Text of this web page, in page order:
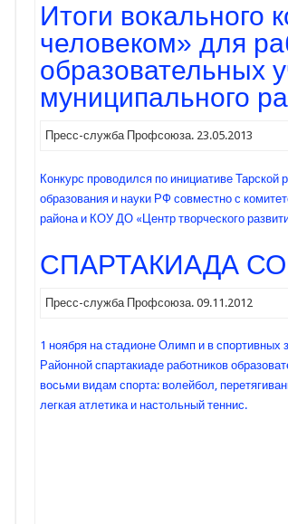
Итоги вокального
человеком» для
образовательных
муниципального
Пресс-служба Профсоюза. 23.05.2013
Конкурс проводился по инициативе Тарской
образования и науки РФ совместно с
района и КОУ ДО «Центр творческого
СПАРТАКИАДА
Пресс-служба Профсоюза. 09.11.2012
1 ноября на стадионе Олимп и в
Районной спартакиаде работников
восьми видам спорта: волейбол,
легкая атлетика и настольный теннис.